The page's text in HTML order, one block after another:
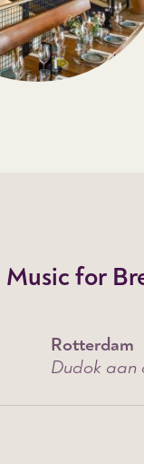
Music for
Rotterdam
Dudok aan